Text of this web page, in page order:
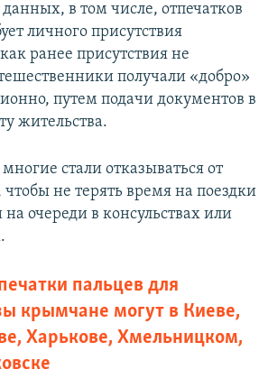
в том числе, отпечатков
личного присутствия
ранее присутствия не
получали «добро»
путем подачи документов в
жительства.
стали отказываться от
чтобы не терять время на поездки
на очереди в консульствах или
пальцев для
крымчане могут в Киеве,
Харькове, Хмельницком,